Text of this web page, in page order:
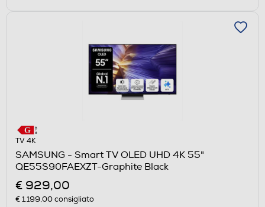
TV 4K
SAMSUNG - Smart TV OLED UHD 4K 55"
QE55S90FAEXZT-Graphite Black
€ 929,00
€ 1.199,00consigliato